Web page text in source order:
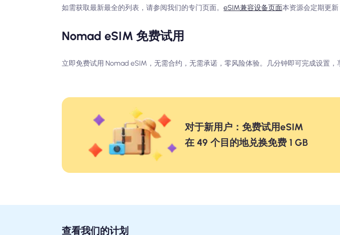
如需获取最新最全的列表，请参阅我们的专门页面。eSIM兼容设备页面本资源会定期更新
Nomad eSIM 免费试用
立即免费试用 Nomad eSIM，无需合约，无需承诺，零风险体验。几分钟即可完成设置，
对于新用户：免费试用eSIM
在 49 个目的地兑换免费 1 GB
查看我们的计划